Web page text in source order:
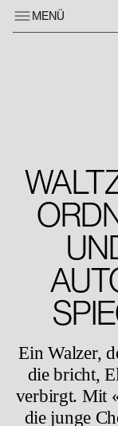
MENÜ
Ein Walzer,
die bricht,
verbirgt. Mit
die junge